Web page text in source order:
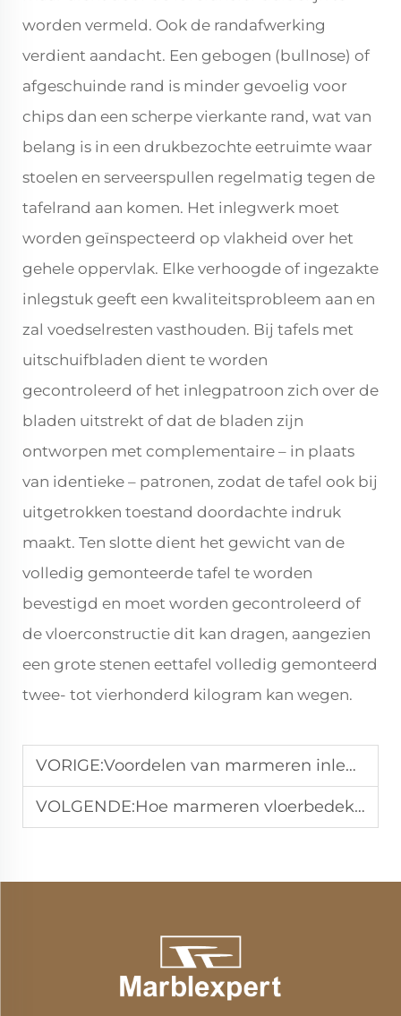
worden vermeld. Ook de randafwerking
verdient aandacht. Een gebogen (bullnose) of
afgeschuinde rand is minder gevoelig voor
chips dan een scherpe vierkante rand, wat van
belang is in een drukbezochte eetruimte waar
stoelen en serveerspullen regelmatig tegen de
tafelrand aan komen. Het inlegwerk moet
worden geïnspecteerd op vlakheid over het
gehele oppervlak. Elke verhoogde of ingezakte
inlegstuk geeft een kwaliteitsprobleem aan en
zal voedselresten vasthouden. Bij tafels met
uitschuifbladen dient te worden
gecontroleerd of het inlegpatroon zich over de
bladen uitstrekt of dat de bladen zijn
ontworpen met complementaire – in plaats
van identieke – patronen, zodat de tafel ook bij
uitgetrokken toestand doordachte indruk
maakt. Ten slotte dient het gewicht van de
volledig gemonteerde tafel te worden
bevestigd en moet worden gecontroleerd of
de vloerconstructie dit kan dragen, aangezien
een grote stenen eettafel volledig gemonteerd
twee- tot vierhonderd kilogram kan wegen.
VORIGE:Voordelen van marmeren inlegmeubels voor luxe woningen
VOLGENDE:Hoe marmeren vloerbedekking in de woonkamer installeren?